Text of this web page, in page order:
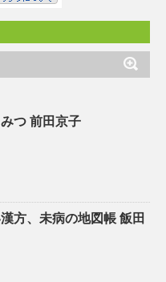
つ 前田京子
方、未病の地図帳 飯田